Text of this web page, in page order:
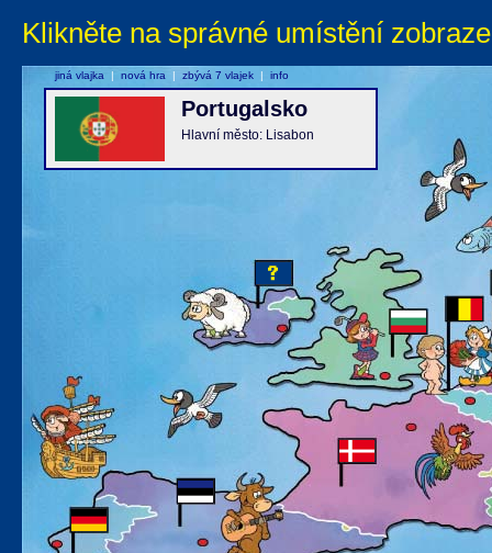
Klikněte na správné umístění
Portugalsko
Hlavní město: Lisabon
jiná vlajka | nová hra | zbývá 7 vlajek | info